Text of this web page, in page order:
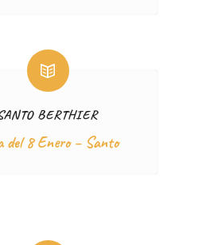
BERTHIER
del 8 Enero – Santo